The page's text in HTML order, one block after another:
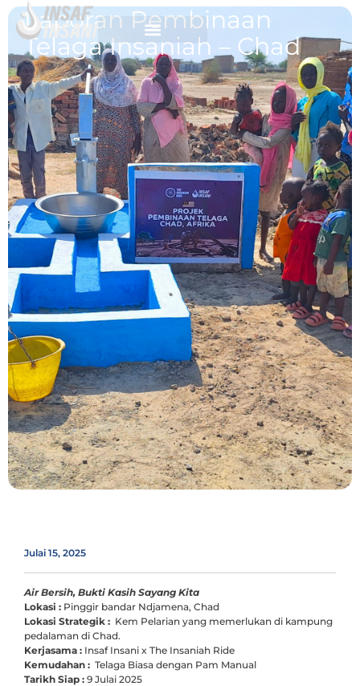
Laporan Pembinaan
Telaga Insaniah – Chad
Julai 15, 2025
Air Bersih, Bukti Kasih Sayang Kita
Lokasi : Pinggir bandar Ndjamena, Chad
Lokasi Strategik : Kem Pelarian yang memerlukan di kampung
pedalaman di Chad.
Kerjasama : Insaf Insani x The Insaniah Ride
Kemudahan : Telaga Biasa dengan Pam Manual
Tarikh Siap : 9 Julai 2025